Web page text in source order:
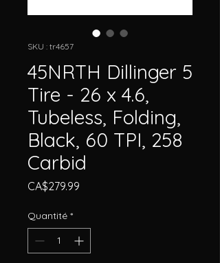
SKU : tr4657
45NRTH Dillinger 5
Tire - 26 x 4.6,
Tubeless, Folding,
Black, 60 TPI, 258
Carbid
CA$279.99
Quantité *